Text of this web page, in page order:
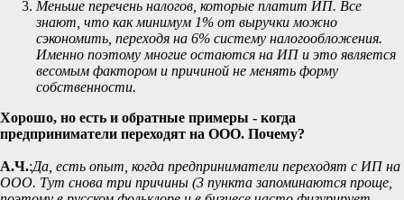
Меньше перечень налогов, которые платит ИП. Все
знают, что как минимум 1% от выручки можно
сэкономить, переходя на 6% систему налогообложения.
Именно поэтому многие остаются на ИП и это является
весомым фактором и причиной не менять форму
собственности.
Хорошо, но есть и обратные примеры - когда
предприниматели переходят на ООО. Почему?
А.Ч.:Да, есть опыт, когда предприниматели переходят с ИП на
ООО. Тут снова три причины (3 пункта запоминаются проще,